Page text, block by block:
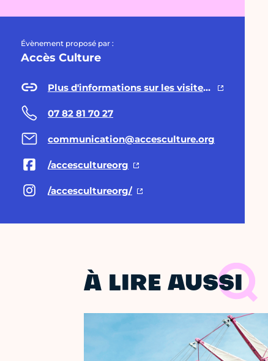
Évènement proposé par :
Accès Culture
Plus d'informations sur les visites tactiles et descriptives du mois de juin 2026
07 82 81 70 27
communication@accesculture.org
/accescultureorg
/accescultureorg/
À LIRE AUSSI